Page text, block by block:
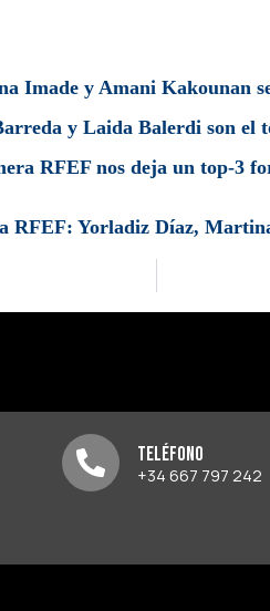
Imade y Amani Kakounan
y Laida Balerdi son el
RFEF nos deja un top-3
RFEF: Yorladiz Díaz,
Teléfono
+34 667 797 242